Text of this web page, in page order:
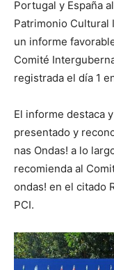
Portugal y España
Patrimonio Cultural
un informe
Comité
registrada el día 1
El informe destaca
presentado y
nas Ondas! a lo
recomienda al
ondas! en el citado
PCI.